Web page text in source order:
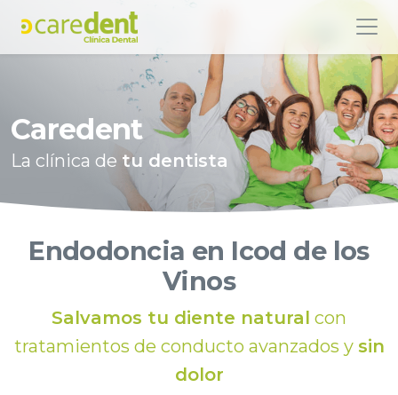
Caredent
La clínica de tu dentista
Endodoncia en Icod de los
Vinos
Salvamos tu diente natural con
tratamientos de conducto avanzados y sin
dolor